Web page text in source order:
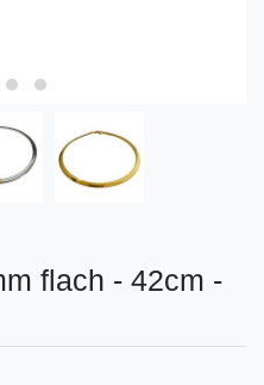
flach - 42cm -